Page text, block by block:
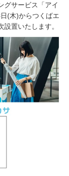
グサービス「アイ
(木)からつくばエ
置いたします。